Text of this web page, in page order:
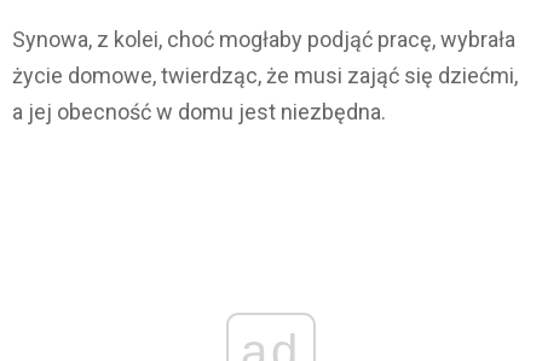
Synowa, z kolei, choć mogłaby podjąć pracę, wybrała
życie domowe, twierdząc, że musi zająć się dziećmi,
a jej obecność w domu jest niezbędna.